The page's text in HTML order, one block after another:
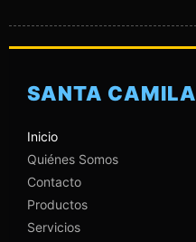
SANTA CAMILA
Inicio
Quiénes Somos
Contacto
Productos
Servicios